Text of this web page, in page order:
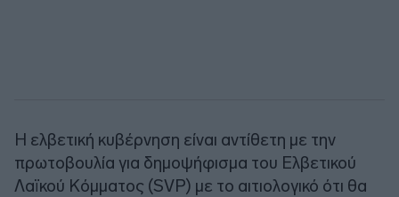
Η ελβετική κυβέρνηση είναι αντίθετη με την
πρωτοβουλία για δημοψήφισμα του Ελβετικού
Λαϊκού Κόμματος (SVP) με το αιτιολογικό ότι θα